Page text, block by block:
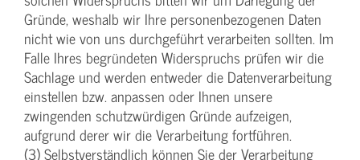
Gründe, weshalb wir Ihre personenbezogenen Daten
nicht wie von uns durchgeführt verarbeiten sollten. Im
Falle Ihres begründeten Widerspruchs prüfen wir die
Sachlage und werden entweder die Datenverarbeitung
einstellen bzw. anpassen oder Ihnen unsere
zwingenden schutzwürdigen Gründe aufzeigen,
aufgrund derer wir die Verarbeitung fortführen.
(3) Selbstverständlich können Sie der Verarbeitung